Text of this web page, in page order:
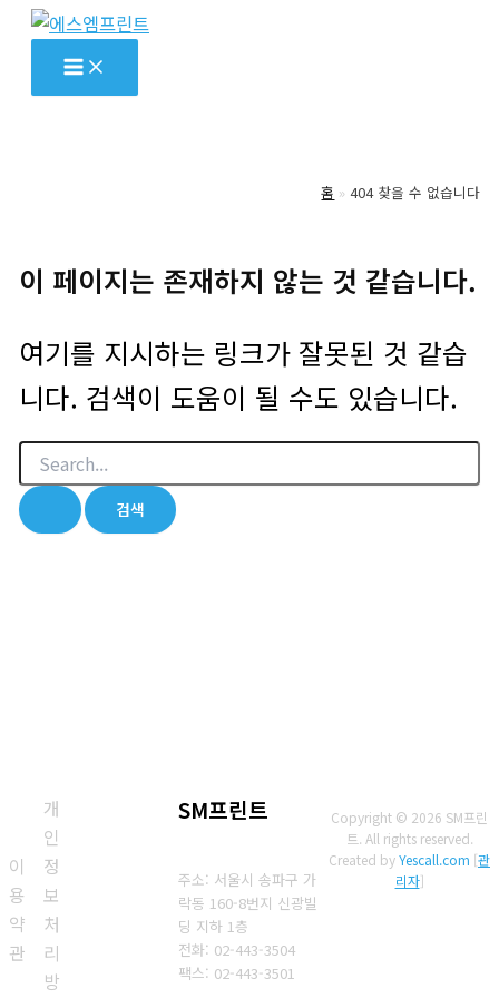
홈 404 찾을 수 없습니다
이 페이지는 존재하지 않는 것 같습니다.
여기를 지시하는 링크가 잘못된 것 같습
니다. 검색이 도움이 될 수도 있습니다.
검
대
상
이
용
약
관
개
인
정
보
처
리
방
SM프린트
주소: 서울시 송파구 가
락동 160-8번지 신광빌
딩 지하 1층
전화: 02-443-3504
팩스: 02-443-3501
Copyright © 2026 SM프린
트. All rights reserved.
Created byYescall.com [관
리자]